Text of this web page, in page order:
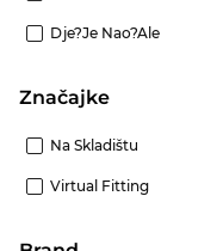
Dje?je Nao?ale
Značajke
Na Skladištu
Virtual Fitting